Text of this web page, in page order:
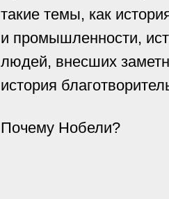
такие темы, как
и промышленности,
людей, внесших
история
Почему Нобели?